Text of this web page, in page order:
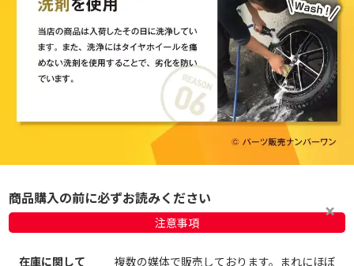
商品購入の前に必ずお読みください
注意事項
在庫に関して
複数の媒体で販売しております。まれにほぼ